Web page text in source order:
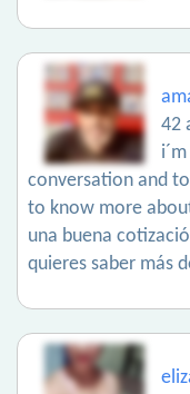
42
conversation and
to know more
una buena
quieres saber más